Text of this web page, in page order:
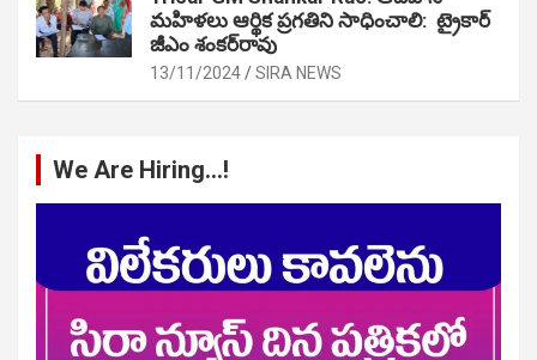
మహిళలు ఆర్థిక ప్రగతిని సాధించాలి: ట్రైకార్
జీఎం శంకర్‌రావు
13/11/2024 SIRA NEWS
We Are Hiring…!